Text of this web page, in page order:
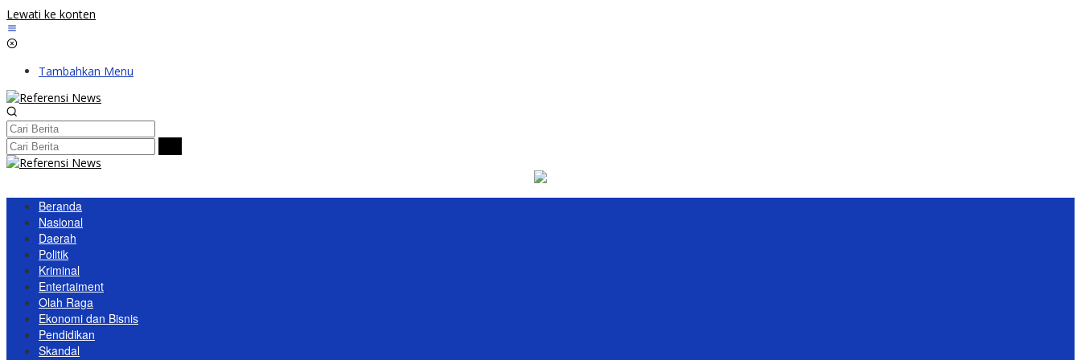
Lewati ke konten
Tambahkan Menu
Beranda
Nasional
Daerah
Politik
Kriminal
Entertaiment
Olah Raga
Ekonomi dan Bisnis
Pendidikan
Skandal